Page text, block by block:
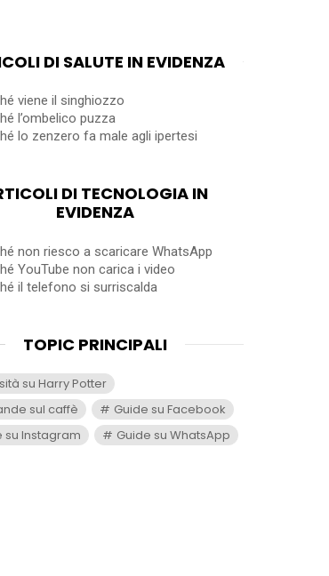
DI SALUTE IN EVIDENZA
viene il singhiozzo
l’ombelico puzza
lo zenzero fa male agli ipertesi
DI TECNOLOGIA IN
EVIDENZA
non riesco a scaricare WhatsApp
YouTube non carica i video
il telefono si surriscalda
TOPIC PRINCIPALI
su Harry Potter
sul caffè
Guide su Facebook
su Instagram
Guide su WhatsApp